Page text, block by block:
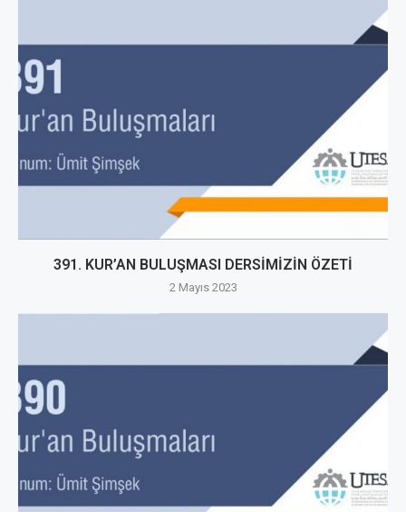
391. KUR’AN BULUŞMASI DERSİMİZİN ÖZETİ
2 Mayıs 2023